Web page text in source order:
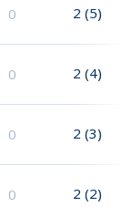
0 2 (5)
0 2 (4)
0 2 (3)
0 2 (2)